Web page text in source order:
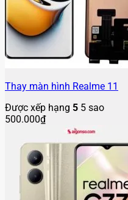
Thay màn hình Realme 11
Được xếp hạng 5 5 sao
500.000₫